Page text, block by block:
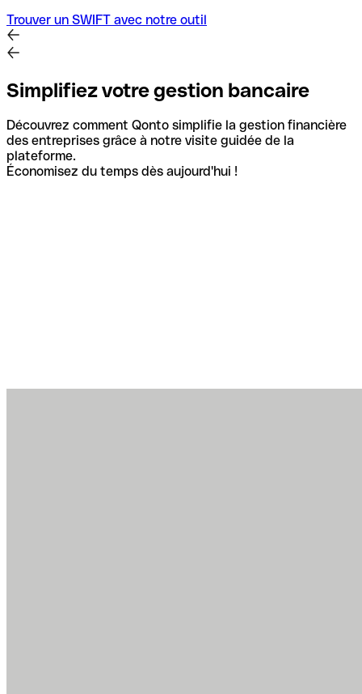
Trouver un SWIFT avec notre outil
Simplifiez votre gestion bancaire
Découvrez comment Qonto simplifie la gestion financière
des entreprises grâce à notre visite guidée de la
plateforme.
Économisez du temps dès aujourd'hui !